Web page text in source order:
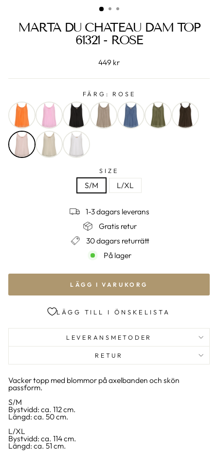
MARTA DU CHATEAU DAM TOP
61321 - ROSE
449 kr
FÄRG: ROSE
SIZE
S/M L/XL
1-3 dagars leverans
Gratis retur
30 dagars returrätt
På lager
LÄGG I VARUKORG
LÄGG TILL I ÖNSKELISTA
LEVERANSMETODER
RETUR
Vacker topp med blommor på axelbanden och skön
passform.
S/M
Bystvidd: ca. 112 cm.
Längd: ca. 50 cm.
L/XL
Bystvidd: ca. 114 cm.
Längd: ca. 51 cm.